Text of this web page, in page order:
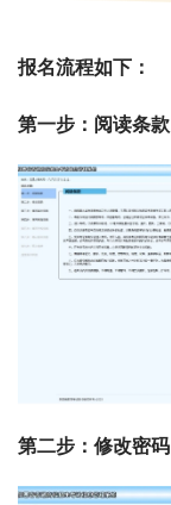
报名流程如下：
第一步：阅读条款
第二步：修改密码